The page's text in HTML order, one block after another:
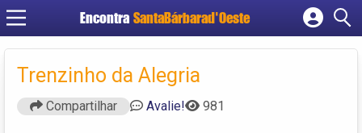
Encontra SantaBárbarad'Oeste
Cadastrar empresa
Criar conta
Trenzinho da Alegria
Compartilhar Avalie! 981